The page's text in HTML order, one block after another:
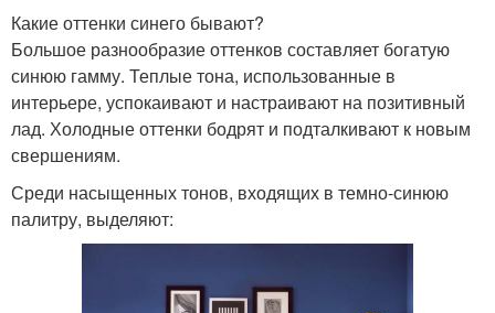
Какие оттенки синего бывают?
Большое разнообразие оттенков составляет богатую
синюю гамму. Теплые тона, использованные в
интерьере, успокаивают и настраивают на позитивный
лад. Холодные оттенки бодрят и подталкивают к новым
свершениям.
Среди насыщенных тонов, входящих в темно-синюю
палитру, выделяют: